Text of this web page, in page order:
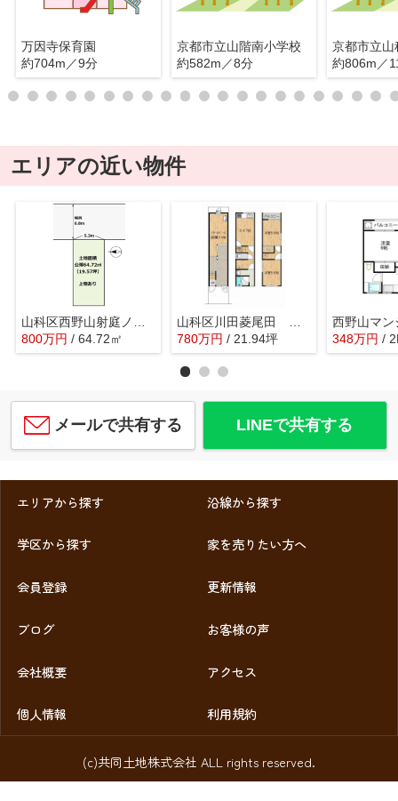
万因寺保育園
約704m／9分
京都市立山階南小学校
約582m／8分
京都市立山
約806m／
エリアの近い物件
800万円 / 64.72㎡
780万円 / 21.94坪
西野山マン
348万円 /
メールで共有する LINEで共有する
エリアから探す 沿線から探す
学区から探す 家を売りたい方へ
会員登録 更新情報
ブログ お客様の声
会社概要 アクセス
個人情報 利用規約
(c)共同土地株式会社 ALL rights reserved.